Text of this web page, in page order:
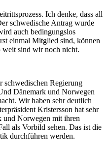
Ich denke, dass all
schwedische Antrag wurde
auch bedingungslos
einmal Mitglied sind, können
weit sind wir noch nicht.
schwedischen Regierung
Dänemark und Norwegen
Wir haben sehr deutlich
Kristersson hat sehr
und Norwegen mit ihren
als Vorbild sehen. Das ist die
durchführen werden.